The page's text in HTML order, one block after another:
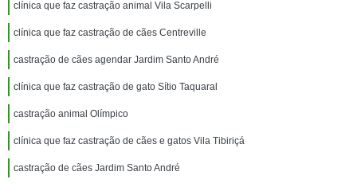
clínica que faz castração animal Vila Scarpelli
clínica que faz castração de cães Centreville
castração de cães agendar Jardim Santo André
clínica que faz castração de gato Sítio Taquaral
castração animal Olímpico
clínica que faz castração de cães e gatos Vila Tibiriçá
castração de cães Jardim Santo André